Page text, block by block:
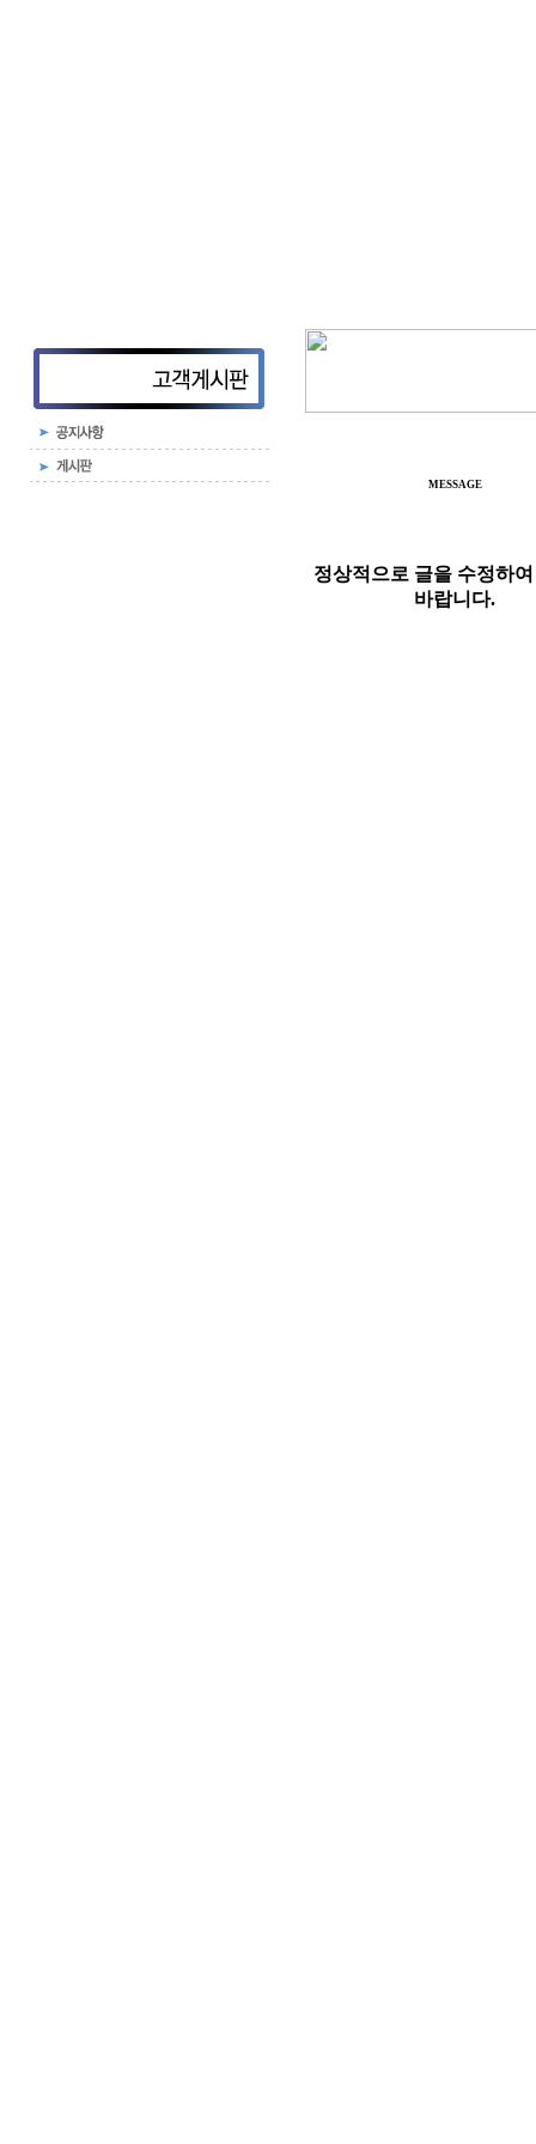
MESSAGE
정상적으로 글을 수정하
바랍니다.